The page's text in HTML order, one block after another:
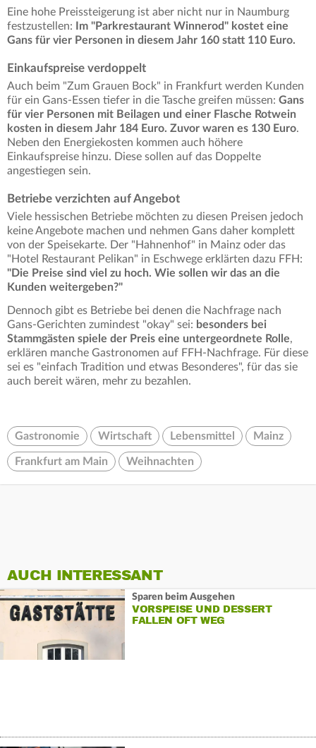
Eine hohe Preissteigerung ist aber nicht nur in Naumburg
festzustellen:
Im "Parkrestaurant Winnerod" kostet eine
Gans für vier Personen in diesem Jahr 160 statt 110 Euro.
Einkaufspreise verdoppelt
Auch beim "Zum Grauen Bock" in Frankfurt werden Kunden
für ein Gans-Essen tiefer in die Tasche greifen müssen: Gans
für vier Personen mit Beilagen und einer Flasche Rotwein
kosten in diesem Jahr 184 Euro. Zuvor waren es 130 Euro.
Neben den Energiekosten kommen auch höhere
Einkaufspreise hinzu. Diese sollen auf das Doppelte
angestiegen sein.
Betriebe verzichten auf Angebot
Viele hessischen Betriebe möchten zu diesen Preisen jedoch
keine Angebote machen und nehmen Gans daher komplett
von der Speisekarte. Der "Hahnenhof" in Mainz oder das
"Hotel Restaurant Pelikan" in Eschwege erklärten dazu FFH:
"Die Preise sind viel zu hoch. Wie sollen wir das an die
Kunden weitergeben?"
Dennoch gibt es Betriebe bei denen die Nachfrage nach
Gans-Gerichten zumindest "okay" sei: besonders bei
Stammgästen spiele der Preis eine untergeordnete Rolle,
erklären manche Gastronomen auf FFH-Nachfrage. Für diese
sei es "einfach Tradition und etwas Besonderes", für das sie
auch bereit wären, mehr zu bezahlen.
Gastronomie Wirtschaft Lebensmittel Mainz
Frankfurt am Main Weihnachten
AUCH INTERESSANT
Sparen beim Ausgehen
VORSPEISE UND DESSERT
FALLEN OFT WEG